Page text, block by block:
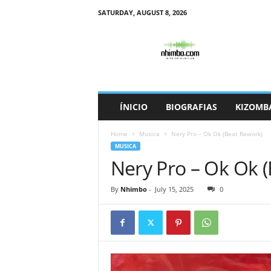
SATURDAY, AUGUST 8, 2026
ÍNICIO BIOGRAFIAS
Home Musica Nery Pro – Ok Ok (Beat Rework)
MUSICA
Nery Pro – Ok Ok
By Nhimbo- July 15, 2025 0